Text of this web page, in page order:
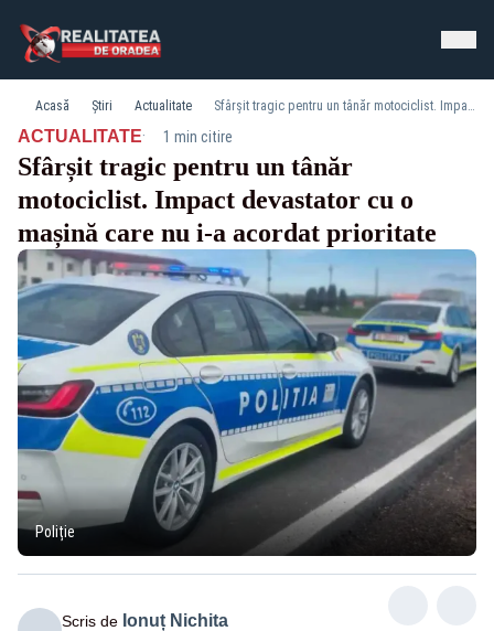
Acasă Știri Actualitate Sfârșit tragic pentru un tânăr motociclist. Impact devastator cu o mașină care nu i-a acordat prioritate
ACTUALITATE· 1 min citire
Sfârșit tragic pentru un tânăr
motociclist. Impact devastator cu o
mașină care nu i-a acordat prioritate
Poliție
Scris de Ionuț Nichita